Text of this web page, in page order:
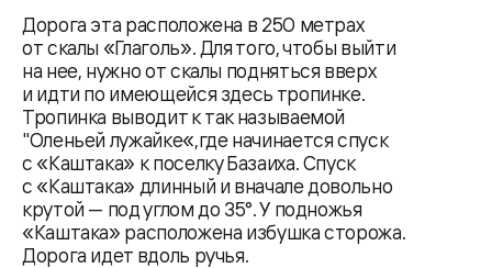
Дорога эта расположена в 250 метрах
от скалы «Глаголь». Для того, чтобы выйти
на нее, нужно от скалы подняться вверх
и идти по имеющейся здесь тропинке.
Тропинка выводит к так называемой
"Оленьей лужайке«,где начинается спуск
с «Каштака» к поселку Базаиха. Спуск
с «Каштака» длинный и вначале довольно
крутой — под углом до 35°. У подножья
«Каштака» расположена избушка сторожа.
Дорога идет вдоль ручья.